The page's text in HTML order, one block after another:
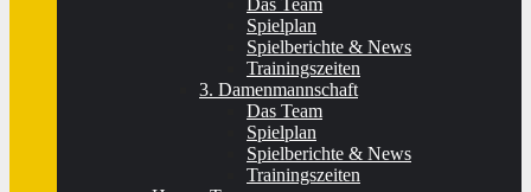
Das Team
Spielplan
Spielberichte & News
Trainingszeiten
3. Damenmannschaft
Das Team
Spielplan
Spielberichte & News
Trainingszeiten